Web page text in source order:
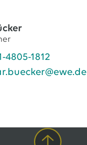
4805-1812